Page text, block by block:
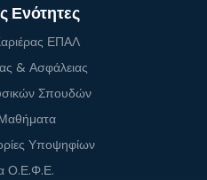
Ενότητες
ΕΠΑΛ
& Ασφάλειας
Σπουδών
Υποψηφίων
Ο.Ε.Φ.Ε.